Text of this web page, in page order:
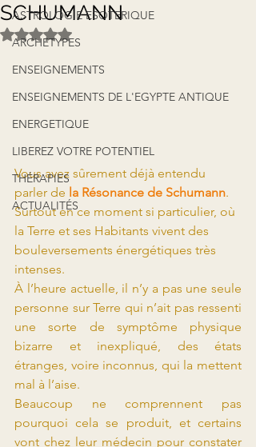
ASTROLOGIE ESOTERIQUE
ARCHETYPES
ENSEIGNEMENTS
ENSEIGNEMENTS DE L'EGYPTE ANTIQUE
ENERGETIQUE
LIBEREZ VOTRE POTENTIEL
THÉRAPIES
ACTUALITÉS
SCHUMANN
Noté NaN étoiles sur 5.
Vous avez sûrement déjà entendu
parler de la Résonance de Schumann.
Surtout en ce moment si particulier, où
la Terre et ses Habitants vivent des
bouleversements énergétiques très
intenses.
À l’heure actuelle, il n’y a pas une seule
personne sur Terre qui n’ait pas ressenti
une sorte de symptôme physique
bizarre et inexpliqué, des états
étranges, voire inconnus, qui la mettent
mal à l’aise.
Beaucoup ne comprennent pas
pourquoi cela se produit, et certains
vont chez leur médecin pour constater